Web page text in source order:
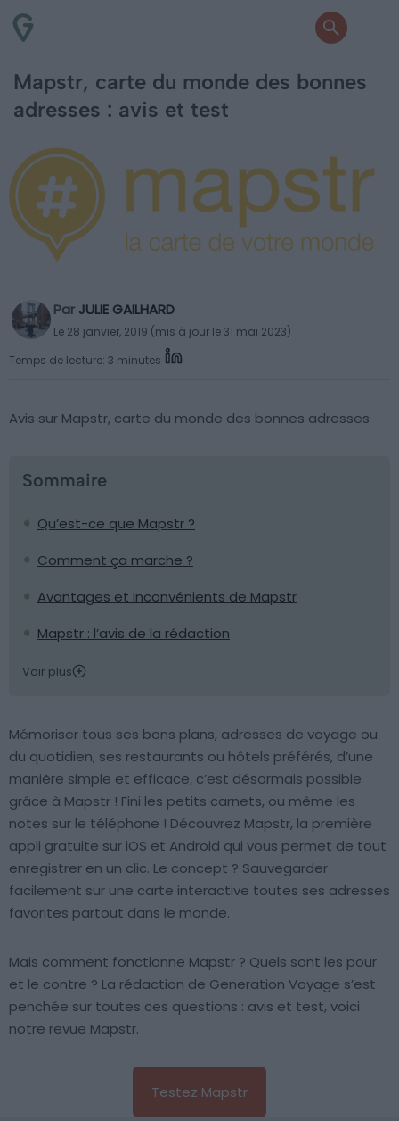
Mapstr, carte du monde des bonnes
adresses : avis et test
Par JULIE GAILHARD
Le 28 janvier, 2019 (mis à jour le 31 mai 2023)
Temps de lecture: 3 minutes
Avis sur Mapstr, carte du monde des bonnes adresses
Sommaire
Qu’est-ce que Mapstr ?
Comment ça marche ?
Avantages et inconvénients de Mapstr
Mapstr : l’avis de la rédaction
Voir plus
Mémoriser tous ses bons plans, adresses de voyage ou
du quotidien, ses restaurants ou hôtels préférés, d’une
manière simple et efficace, c’est désormais possible
grâce à Mapstr ! Fini les petits carnets, ou même les
notes sur le téléphone ! Découvrez Mapstr, la première
appli gratuite sur iOS et Android qui vous permet de tout
enregistrer en un clic. Le concept ? Sauvegarder
facilement sur une carte interactive toutes ses adresses
favorites partout dans le monde.
Mais comment fonctionne Mapstr ? Quels sont les pour
et le contre ? La rédaction de Generation Voyage s’est
penchée sur toutes ces questions : avis et test, voici
notre revue Mapstr.
Testez Mapstr